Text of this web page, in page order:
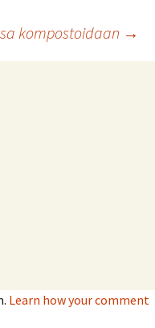
kompostoidaan →
Learn how your comment